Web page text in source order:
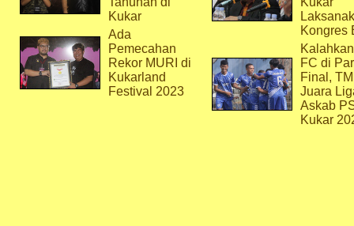
Kukar
Ada
Pemecahan
Rekor MURI di
Kukarland
Festival 2023
Kongres
FC di
Final,
Juara
Askab
Kukar